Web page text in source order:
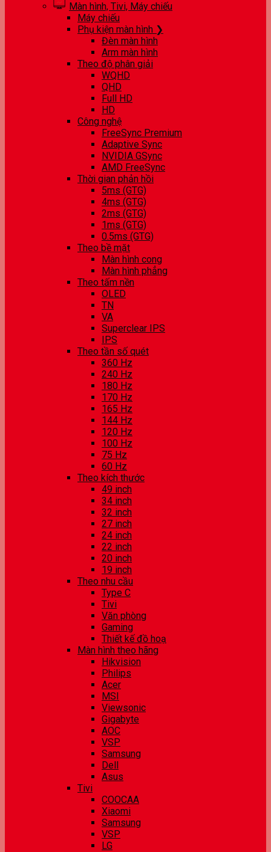
Màn hình, Tivi, Máy chiếu
Máy chiếu
Phụ kiện màn hình ❯
Đèn màn hình
Arm màn hình
Theo độ phân giải
WQHD
QHD
Full HD
HD
Công nghệ
FreeSync Premium
Adaptive Sync
NVIDIA GSync
AMD FreeSync
Thời gian phản hồi
5ms (GTG)
4ms (GTG)
2ms (GTG)
1ms (GTG)
0.5ms (GTG)
Theo bề mặt
Màn hình cong
Màn hình phẳng
Theo tấm nền
OLED
TN
VA
Superclear IPS
IPS
Theo tần số quét
360 Hz
240 Hz
180 Hz
170 Hz
165 Hz
144 Hz
120 Hz
100 Hz
75 Hz
60 Hz
Theo kích thước
49 inch
34 inch
32 inch
27 inch
24 inch
22 inch
20 inch
19 inch
Theo nhu cầu
Type C
Tivi
Văn phòng
Gaming
Thiết kế đồ hoạ
Màn hình theo hãng
Hikvision
Philips
Acer
MSI
Viewsonic
Gigabyte
AOC
VSP
Samsung
Dell
Asus
Tivi
COOCAA
Xiaomi
Samsung
VSP
LG